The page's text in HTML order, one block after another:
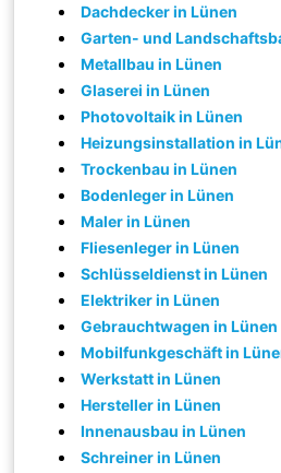
Dachdecker in Lünen
Garten- und
Metallbau in Lünen
Glaserei in Lünen
Photovoltaik in Lünen
Heizungsinstallation in
Trockenbau in Lünen
Bodenleger in Lünen
Maler in Lünen
Fliesenleger in Lünen
Schlüsseldienst in Lünen
Elektriker in Lünen
Gebrauchtwagen in Lünen
Mobilfunkgeschäft in
Werkstatt in Lünen
Hersteller in Lünen
Innenausbau in Lünen
Schreiner in Lünen